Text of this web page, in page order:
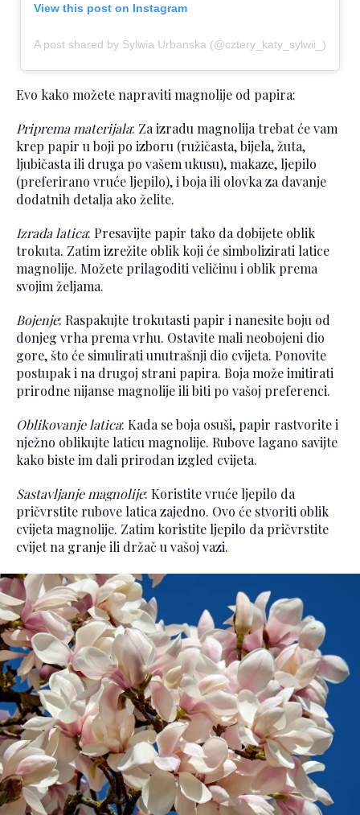
View this post on Instagram
A post shared by Sylwia Urbanska (@cztery_katy_sylwii_)
Evo kako možete napraviti magnolije od papira:
Priprema materijala: Za izradu magnolija trebat će vam
krep papir u boji po izboru (ružičasta, bijela, žuta,
ljubičasta ili druga po vašem ukusu), makaze, ljepilo
(preferirano vruće ljepilo), i boja ili olovka za davanje
dodatnih detalja ako želite.
Izrada latica: Presavijte papir tako da dobijete oblik
trokuta. Zatim izrežite oblik koji će simbolizirati latice
magnolije. Možete prilagoditi veličinu i oblik prema
svojim željama.
Bojenje: Raspakujte trokutasti papir i nanesite boju od
donjeg vrha prema vrhu. Ostavite mali neobojeni dio
gore, što će simulirati unutrašnji dio cvijeta. Ponovite
postupak i na drugoj strani papira. Boja može imitirati
prirodne nijanse magnolije ili biti po vašoj preferenci.
Oblikovanje latica: Kada se boja osuši, papir rastvorite i
nježno oblikujte laticu magnolije. Rubove lagano savijte
kako biste im dali prirodan izgled cvijeta.
Sastavljanje magnolije: Koristite vruće ljepilo da
pričvrstite rubove latica zajedno. Ovo će stvoriti oblik
cvijeta magnolije. Zatim koristite ljepilo da pričvrstite
cvijet na granje ili držač u vašoj vazi.